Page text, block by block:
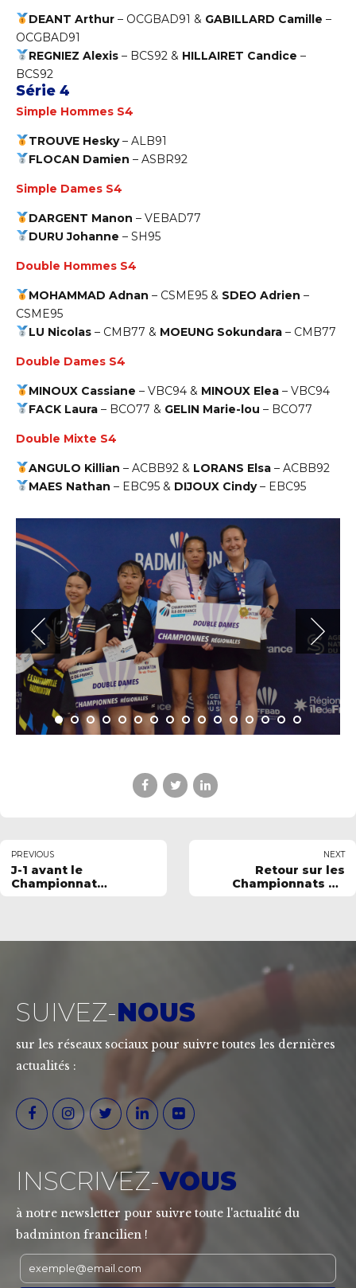
DEANT Arthur– OCGBAD91 & GABILLARD Camille –
OCGBAD91
REGNIEZ Alexis– BCS92 & HILLAIRET Candice –
BCS92
Série 4
Simple Hommes S4
TROUVE Hesky– ALB91
FLOCAN Damien – ASBR92
Simple Dames S4
DARGENT Manon – VEBAD77
DURU Johanne – SH95
Double Hommes S4
MOHAMMAD Adnan – CSME95& SDEO Adrien –
CSME95
LU Nicolas– CMB77 & MOEUNG Sokundara– CMB77
Double Dames S4
MINOUX Cassiane – VBC94& MINOUX Elea– VBC94
FACK Laura– BCO77 & GELIN Marie-lou – BCO77
Double Mixte S4
ANGULO Killian – ACBB92& LORANS Elsa– ACBB92
MAES Nathan – EBC95& DIJOUX Cindy– EBC95
PREVIOUS
J-1 avant le
Championnat
NEXT
Retour sur les
Championnats de
SUIVEZ-NOUS
sur les réseaux sociaux pour suivre toutes les dernières
actualités :
INSCRIVEZ-VOUS
à notre newsletter pour suivre toute l'actualité du
badminton francilien !